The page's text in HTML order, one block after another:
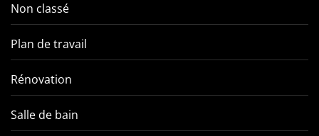
Non classé
Plan de travail
Rénovation
Salle de bain